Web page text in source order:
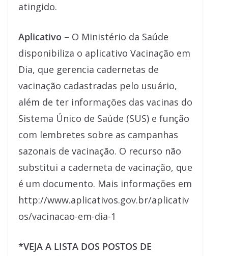
atingido.
Aplicativo – O Ministério da Saúde
disponibiliza o aplicativo Vacinação em
Dia, que gerencia cadernetas de
vacinação cadastradas pelo usuário,
além de ter informações das vacinas do
Sistema Único de Saúde (SUS) e função
com lembretes sobre as campanhas
sazonais de vacinação. O recurso não
substitui a caderneta de vacinação, que
é um documento. Mais informações em
http://www.aplicativos.gov.br/aplicativ
os/vacinacao-em-dia-1
*VEJA A LISTA DOS POSTOS DE